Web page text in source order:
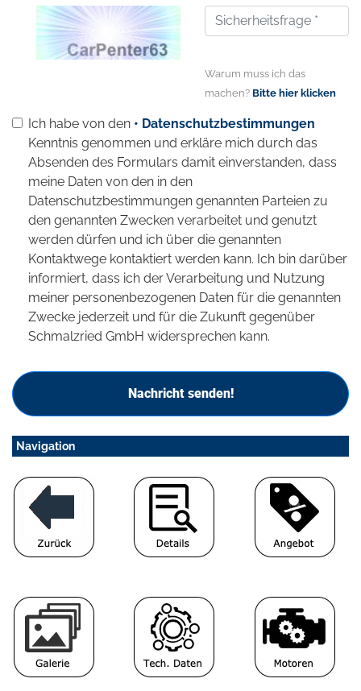
Warum muss ich das
machen? Bitte hier klicken
Ich habe von den • Datenschutzbestimmungen
Kenntnis genommen und erkläre mich durch das
Absenden des Formulars damit einverstanden, dass
meine Daten von den in den
Datenschutzbestimmungen genannten Parteien zu
den genannten Zwecken verarbeitet und genutzt
werden dürfen und ich über die genannten
Kontaktwege kontaktiert werden kann. Ich bin darüber
informiert, dass ich der Verarbeitung und Nutzung
meiner personenbezogenen Daten für die genannten
Zwecke jederzeit und für die Zukunft gegenüber
Schmalzried GmbH widersprechen kann.
Nachricht senden!
Navigation